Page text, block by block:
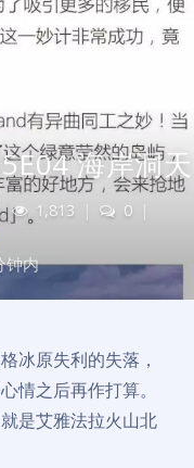
海岸洞天
1,813 0
钟内
冰原失利的失落，
情之后再作打算。
是艾雅法拉火山北